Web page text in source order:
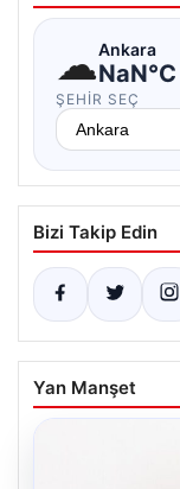
☁Ankara
NaN°C
ŞEHIR SEÇ
Bizi Takip Edin
Yan Manşet